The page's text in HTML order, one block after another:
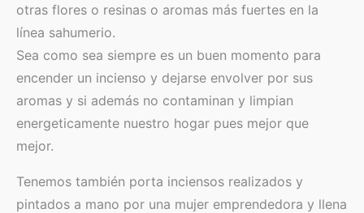
otras flores o resinas o aromas más fuertes en la
línea sahumerio.
Sea como sea siempre es un buen momento para
encender un incienso y dejarse envolver por sus
aromas y si además no contaminan y limpian
energeticamente nuestro hogar pues mejor que
mejor.
Tenemos también porta inciensos realizados y
pintados a mano por una mujer emprendedora y llena